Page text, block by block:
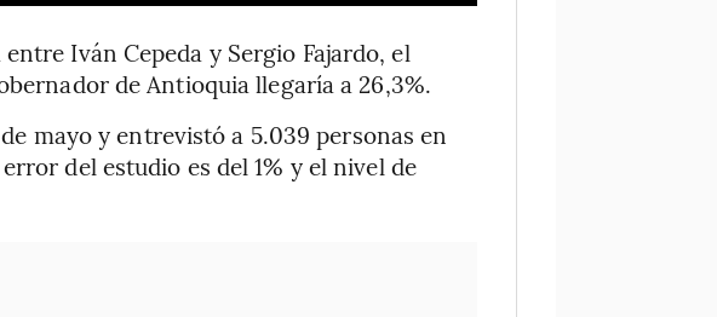
Iván Cepeda y Sergio Fajardo, el
de Antioquia llegaría a 26,3%.
mayo y entrevistó a 5.039 personas en
del estudio es del 1% y el nivel de